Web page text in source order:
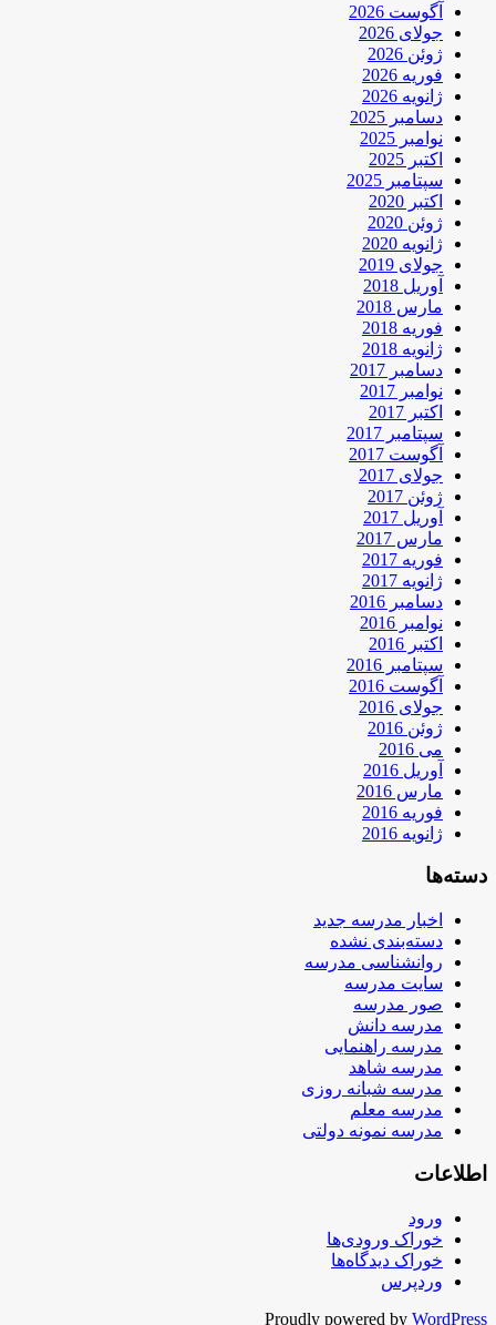
آگوست 2026
جولای 2026
ژوئن 2026
فوریه 2026
ژانویه 2026
دسامبر 2025
نوامبر 2025
اکتبر 2025
سپتامبر 2025
اکتبر 2020
ژوئن 2020
ژانویه 2020
جولای 2019
آوریل 2018
مارس 2018
فوریه 2018
ژانویه 2018
دسامبر 2017
نوامبر 2017
اکتبر 2017
سپتامبر 2017
آگوست 2017
جولای 2017
ژوئن 2017
آوریل 2017
مارس 2017
فوریه 2017
ژانویه 2017
دسامبر 2016
نوامبر 2016
اکتبر 2016
سپتامبر 2016
آگوست 2016
جولای 2016
ژوئن 2016
می 2016
آوریل 2016
مارس 2016
فوریه 2016
ژانویه 2016
دسته‌ها
اخبار مدرسه جدید
دسته‌بندی نشده
روانشناسی مدرسه
سایت مدرسه
صور مدرسه
مدرسه دانش
مدرسه راهنمایی
مدرسه شاهد
مدرسه شبانه روزی
مدرسه معلم
مدرسه نمونه دولتی
اطلاعات
ورود
خوراک ورودی‌ها
خوراک دیدگاه‌ها
وردپرس
Proudly powered by WordPress